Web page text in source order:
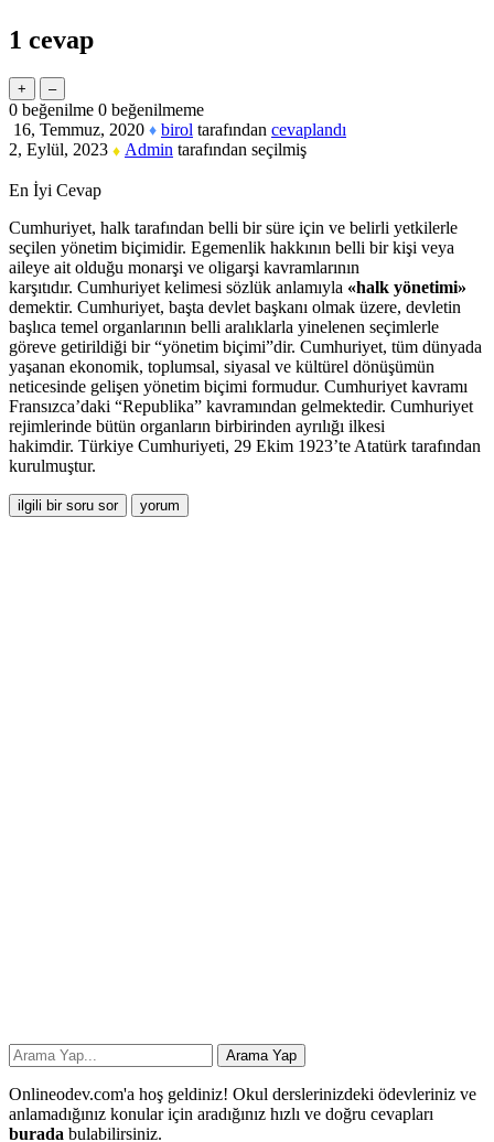
1 cevap
0 beğenilme 0 beğenilmeme
16, Temmuz, 2020 ♦ birol tarafından cevaplandı
2, Eylül, 2023 ♦ Admin tarafından seçilmiş
En İyi Cevap
Cumhuriyet, halk tarafından belli bir süre için ve belirli yetkilerle
seçilen yönetim biçimidir. Egemenlik hakkının belli bir kişi veya
aileye ait olduğu monarşi ve oligarşi kavramlarının
karşıtıdır. Cumhuriyet kelimesi sözlük anlamıyla «halk yönetimi»
demektir. Cumhuriyet, başta devlet başkanı olmak üzere, devletin
başlıca temel organlarının belli aralıklarla yinelenen seçimlerle
göreve getirildiği bir “yönetim biçimi”dir. Cumhuriyet, tüm dünyada
yaşanan ekonomik, toplumsal, siyasal ve kültürel dönüşümün
neticesinde gelişen yönetim biçimi formudur. Cumhuriyet kavramı
Fransızca’daki “Republika” kavramından gelmektedir. Cumhuriyet
rejimlerinde bütün organların birbirinden ayrılığı ilkesi
hakimdir. Türkiye Cumhuriyeti, 29 Ekim 1923’te Atatürk tarafından
kurulmuştur.
Onlineodev.com'a hoş geldiniz! Okul derslerinizdeki ödevleriniz ve
anlamadığınız konular için aradığınız hızlı ve doğru cevapları
burada bulabilirsiniz.